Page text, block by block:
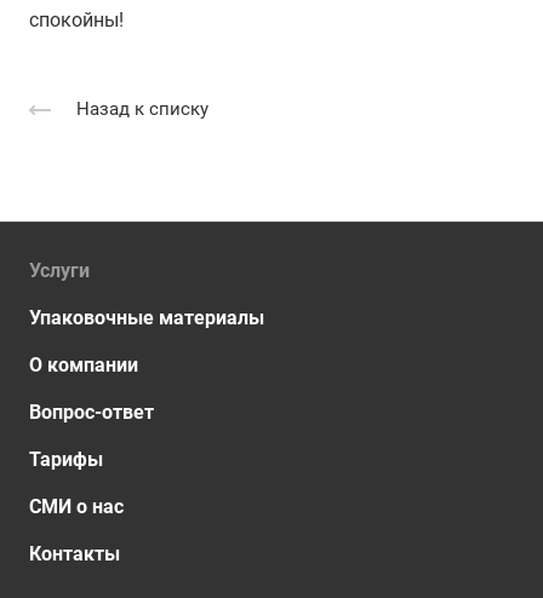
спокойны!
Назад к списку
Услуги
Упаковочные материалы
О компании
Вопрос-ответ
Тарифы
СМИ о нас
Контакты